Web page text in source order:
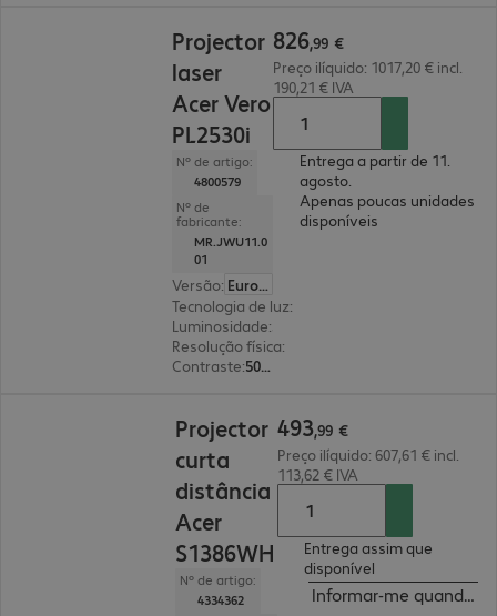
Projector
laser
Acer Vero
PL2530i
Nº de artigo:
4800579
Nº de
fabricante:
MR.JWU11.0
01
Versão:
Europa
Tecnologia de luz:
Luminosidade:
Resolução física:
Contraste: 50 000:1
826,99 €
Preço ilíquido: 1017,20 € incl.
190,21 € IVA
Entrega a partir de 11.
agosto.
Apenas poucas unidades
disponíveis
Projector
curta
distância
Acer
S1386WH
Nº de artigo:
4334362
493,99 €
Preço ilíquido: 607,61 € incl.
113,62 € IVA
Entrega assim que
disponível
Informar-me quando